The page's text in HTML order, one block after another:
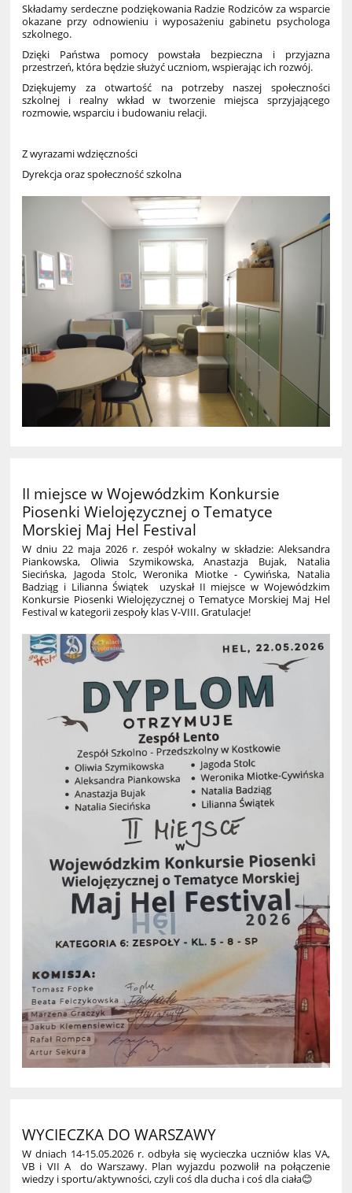
Składamy serdeczne podziękowania Radzie Rodziców za wsparcie
okazane przy odnowieniu i wyposażeniu gabinetu psychologa
szkolnego.
Dzięki Państwa pomocy powstała bezpieczna i przyjazna
przestrzeń, która będzie służyć uczniom, wspierając ich rozwój.
Dziękujemy za otwartość na potrzeby naszej społeczności
szkolnej i realny wkład w tworzenie miejsca sprzyjającego
rozmowie, wsparciu i budowaniu relacji.
Z wyrazami wdzięczności
Dyrekcja oraz społeczność szkolna
II miejsce w Wojewódzkim Konkursie
Piosenki Wielojęzycznej o Tematyce
Morskiej Maj Hel Festival
W dniu 22 maja 2026 r. zespół wokalny w składzie: Aleksandra
Piankowska, Oliwia Szymikowska, Anastazja Bujak, Natalia
Siecińska, Jagoda Stolc, Weronika Miotke - Cywińska, Natalia
Badziąg i Lilianna Świątek uzyskał II miejsce w Wojewódzkim
Konkursie Piosenki Wielojęzycznej o Tematyce Morskiej Maj Hel
Festival w kategorii zespoły klas V-VIII.Gratulacje!
WYCIECZKA DO WARSZAWY
W dniach 14-15.05.2026 r. odbyła się wycieczka uczniów klas VA,
VB i VII A do Warszawy. Plan wyjazdu pozwolił na połączenie
wiedzy i sportu/aktywności, czyli coś dla ducha i coś dla ciała😊